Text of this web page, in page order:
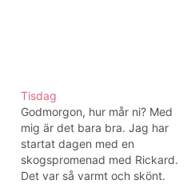
Tisdag
Godmorgon, hur mår ni? Med
mig är det bara bra. Jag har
startat dagen med en
skogspromenad med Rickard.
Det var så varmt och skönt.